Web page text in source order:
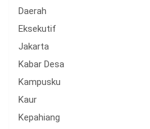
Daerah
Eksekutif
Jakarta
Kabar Desa
Kampusku
Kaur
Kepahiang